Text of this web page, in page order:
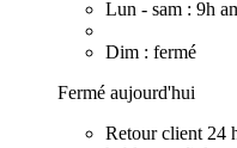
Lun - sam : 9h
Dim : fermé
Fermé aujourd'hui
Retour client 24